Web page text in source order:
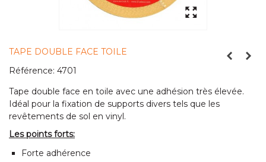
TAPE DOUBLE FACE TOILE
Référence: 4701
Tape double face en toile avec une adhésion très élevée.
Idéal pour la fixation de supports divers tels que les
revêtements de sol en vinyl.
Les points forts:
Forte adhérence